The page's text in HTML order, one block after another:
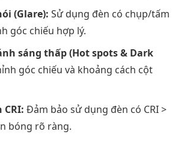
(Glare): Sử dụng đèn có chụp/tấm
góc chiếu hợp lý.
sáng thấp (Hot spots & Dark
góc chiếu và khoảng cách cột
Đảm bảo sử dụng đèn có CRI >
bóng rõ ràng.